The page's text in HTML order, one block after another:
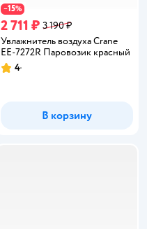
−15%
2 711 ₽ 3 190 ₽
Увлажнитель воздуха Crane
EE-7272R Паровозик красный
Рейтинг:
4
В корзину